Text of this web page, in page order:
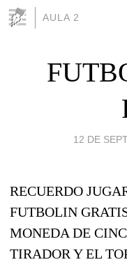
AULA 2
12 DE
RECUERDO
FUTBOLIN
MONEDA DE
TIRADOR Y EL